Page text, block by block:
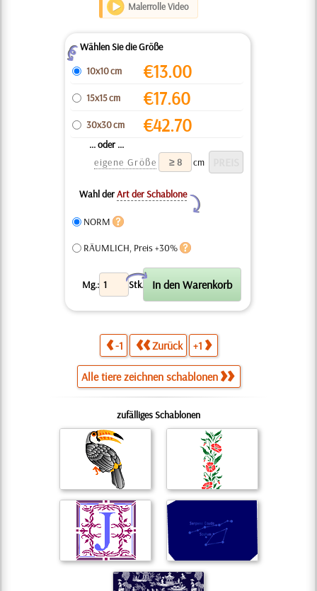
Malerrolle Video
ZWählen Sie die Größe
10x10 cm
€13.00
15x15 cm €17.60
30x30 cm €42.70
... oder ...
eigene Größe
cm
Wahl derArt der Schablone
Y
NORM
RÄUMLICH, Preis +30%
Mg.: Stk.
X
-1 Zurück +1
Alle tiere zeichnen schablonen
zufälliges Schablonen